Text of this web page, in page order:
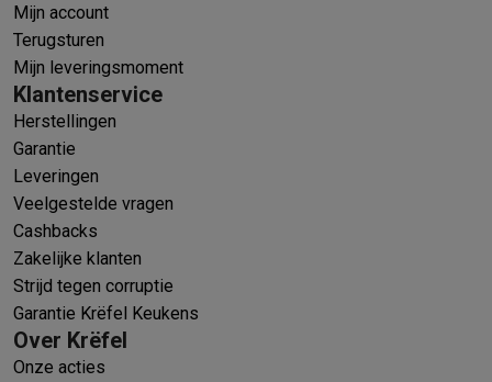
Mijn account
Terugsturen
Mijn leveringsmoment
Klantenservice
Herstellingen
Garantie
Leveringen
Veelgestelde vragen
Cashbacks
Zakelijke klanten
Strijd tegen corruptie
Garantie Krëfel Keukens
Over Krëfel
Onze acties